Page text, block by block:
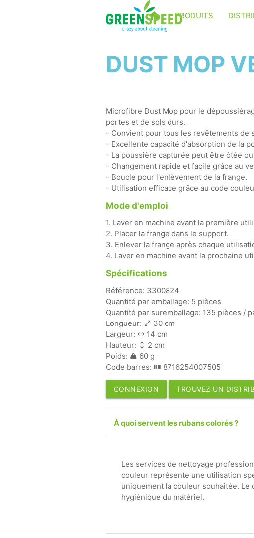
PRODUITS
DUST MOP
Microfibre Dust Mop pour le
portes et de sols durs.
- Convient pour tous les revêtements de
- Excellente capacité d'absorption de la
- La poussière capturée peut être ôtée
- Changement rapide et facile grâce au
- Boucle pour l'enlèvement de la frange.
- Utilisation efficace grâce au code
Mode d'emploi
1. Laver en machine avant la première
2. Placer la frange dans le support.
3. Enlever la frange après chaque
4. Laver en machine avant la prochaine
Spécifications
Référence: 3300824
Quantité par emballage: 5 pièces
Quantité par suremballage: 135 pièces /
Longueur:
30 cm
Largeur:
14 cm
Hauteur:
2 cm
Poids:
60 g
Code barres:
8716254007505
CONNEXION TROUVEZ UN
À quoi servent les rubans colorés ?
Les services de nettoyage
couleur représente une utilisation
uniquement la couleur souhaitée.
hygiénique du matériel.